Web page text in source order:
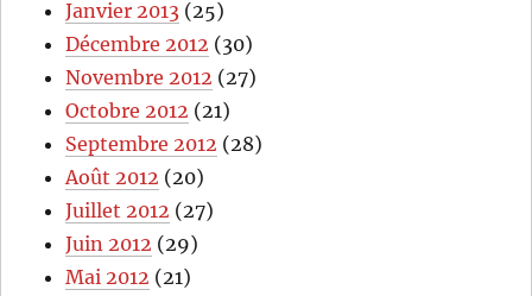
Janvier 2013 (25)
Décembre 2012 (30)
Novembre 2012 (27)
Octobre 2012 (21)
Septembre 2012 (28)
Août 2012 (20)
Juillet 2012 (27)
Juin 2012 (29)
Mai 2012 (21)